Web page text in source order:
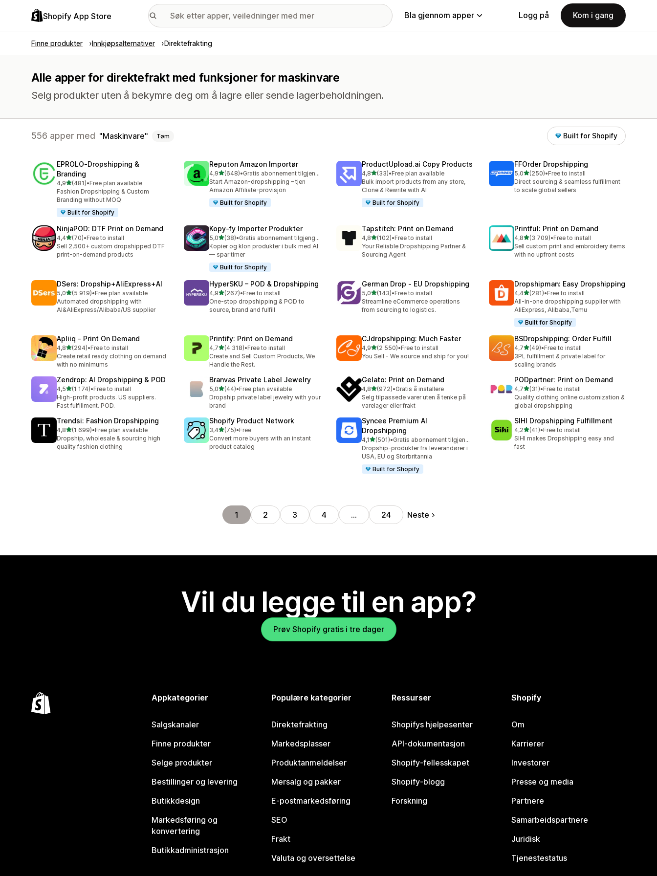
Shopify App Store Bla gjennom apper Logg på Kom i gang
Finne produkter Innkjøpsalternativer Direktefrakting
Alle apper for direktefrakt med funksjoner for maskinvare
Selg produkter uten å bekymre deg om å lagre eller sende lagerbeholdningen.
556 apper med Maskinvare Tøm Built for Shopify
EPROLO‑Dropshipping &
Branding
4,9av 5 stjerner
(481)
Totalt 481 omtaler
•Free plan available
Fashion Dropshipping & Custom
Branding without MOQ
Built for Shopify
Reputon Amazon Importør
4,9av 5 stjerner
(648)
Totalt 648 omtaler
•
Gratis abonnement tilgjengelig
Start Amazon-dropshipping – tjen
Amazon Affiliate-provisjon
Built for Shopify
ProductUpload.ai Copy Products
4,8av 5 stjerner
(33)
Totalt 33 omtaler
•Free plan available
Bulk import products from any store,
Clone & Rewrite with AI
Built for Shopify
FFOrder Dropshipping
5,0av 5 stjerner
(250)
Totalt 250 omtaler
•Free to install
Direct sourcing & seamless fulfillment
to scale global sellers
NinjaPOD: DTF Print on Demand
4,4av 5 stjerner
(70)
Totalt 70 omtaler
•Free to install
Sell 2,500+ custom dropshipped DTF
print-on-demand products
Kopy‑fy Importer Produkter
5,0av 5 stjerner
(38)
Totalt 38 omtaler
•
Gratis abonnement tilgjengelig
Kopier og klon produkter i bulk med AI
— spar timer
Built for Shopify
Tapstitch: Print on Demand
4,8av 5 stjerner
(102)
Totalt 102 omtaler
•Free to install
Your Reliable Dropshipping Partner &
Sourcing Agent
Printful: Print on Demand
4,8av 5 stjerner
(3 709)
Totalt 3709 omtaler
•Free to install
Sell custom print and embroidery items
with no upfront costs
DSers: Dropship+AliExpress+AI
5,0av 5 stjerner
(5 919)
Totalt 5919 omtaler
•Free plan available
Automated dropshipping with
AI&AliExpress/Alibaba/US supplier
HyperSKU – POD & Dropshipping
4,9av 5 stjerner
(267)
Totalt 267 omtaler
•Free to install
One-stop dropshipping & POD to
source, brand and fulfill
German Drop ‑ EU Dropshipping
5,0av 5 stjerner
(143)
Totalt 143 omtaler
•Free to install
Streamline eCommerce operations
from sourcing to logistics.
Dropshipman: Easy Dropshipping
4,4av 5 stjerner
(281)
Totalt 281 omtaler
•Free to install
All-in-one dropshipping supplier with
AliExpress, Alibaba,Temu
Built for Shopify
Apliiq ‑ Print On Demand
4,8av 5 stjerner
(294)
Totalt 294 omtaler
•Free to install
Create retail ready clothing on demand
with no minimums
Printify: Print on Demand
4,7av 5 stjerner
(4 318)
Totalt 4318 omtaler
•Free to install
Create and Sell Custom Products, We
Handle the Rest.
CJdropshipping: Much Faster
4,9av 5 stjerner
(2 550)
Totalt 2550 omtaler
•Free to install
You Sell - We source and ship for you!
BSDropshipping: Order Fulfill
4,7av 5 stjerner
(49)
Totalt 49 omtaler
•Free to install
3PL fulfillment & private label for
scaling brands
Zendrop: AI Dropshipping & POD
4,5av 5 stjerner
(1 174)
Totalt 1174 omtaler
•Free to install
High-profit products. US suppliers.
Fast fulfillment. POD.
Branvas Private Label Jewelry
5,0av 5 stjerner
(44)
Totalt 44 omtaler
•Free plan available
Dropship private label jewelry with your
brand
Gelato: Print on Demand
4,8av 5 stjerner
(972)
Totalt 972 omtaler
•Gratis å installere
Selg tilpassede varer uten å tenke på
varelager eller frakt
PODpartner: Print on Demand
4,7av 5 stjerner
(31)
Totalt 31 omtaler
•Free to install
Quality clothing online customization &
global dropshipping
Trendsi: Fashion Dropshipping
4,8av 5 stjerner
(1 699)
Totalt 1699 omtaler
•Free plan available
Dropship, wholesale & sourcing high
quality fashion clothing
Shopify Product Network
3,4av 5 stjerner
(75)
Totalt 75 omtaler
•Free
Convert more buyers with an instant
product catalog
Syncee Premium AI
Dropshipping
4,1av 5 stjerner
(501)
Totalt 501 omtaler
•
Gratis abonnement tilgjengelig
Dropship-produkter fra leverandører i
USA, EU og Storbritannia
Built for Shopify
SIHI Dropshipping Fulfillment
4,2av 5 stjerner
(41)
Totalt 41 omtaler
•Free to install
SIHI makes Dropshipping easy and
fast
1 2 3 4 … 24 Neste
Vil du legge til en app?
Prøv Shopify gratis i tre dager
Appkategorier
Salgskanaler
Finne produkter
Selge produkter
Bestillinger og levering
Butikkdesign
Markedsføring og
konvertering
Butikkadministrasjon
Populære kategorier
Direktefrakting
Markedsplasser
Produktanmeldelser
Mersalg og pakker
E-postmarkedsføring
SEO
Frakt
Valuta og oversettelse
Ressurser
Shopifys hjelpesenter
API-dokumentasjon
Shopify-fellesskapet
Shopify-blogg
Forskning
Shopify
Om
Karrierer
Investorer
Presse og media
Partnere
Samarbeidspartnere
Juridisk
Tjenestestatus